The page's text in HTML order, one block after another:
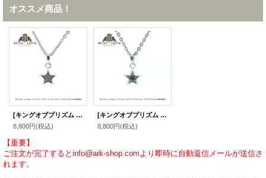
オススメ商品！
[キングオブプリズム グッズ] スタァペンダント 仁科カヅキver. キング オブ プリズム公式グッズ シルバーアクセサリー
8,800円(税込)
[キングオブプリズム グッズ] スタァペンダント 神浜コウジver. キング オブ プリズム公式グッズ シルバーアクセサリー
8,800円(税込)
【重要】
ご注文が完了するとinfo@ark-shop.comより即時に自動返信メールが送信さ
れます。